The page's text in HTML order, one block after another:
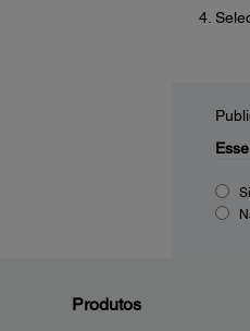
Produtos